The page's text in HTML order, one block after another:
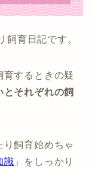
飼育日記です。
育するときの疑
それぞれの飼
飼育始めちゃ
識 」をしっかり